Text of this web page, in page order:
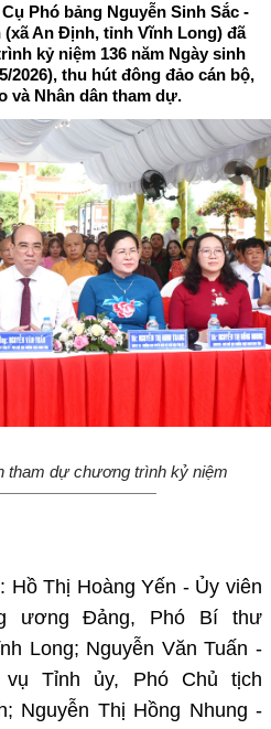
Phó bảng Nguyễn Sinh Sắc -
An Định, tỉnh Vĩnh Long) đã
kỷ niệm 136 năm Ngày sinh
2026), thu hút đông đảo cán bộ,
và Nhân dân tham dự.
tham dự chương trình kỷ niệm
Thị Hoàng Yến - Ủy viên
ương Đảng, Phó Bí thư
Long; Nguyễn Văn Tuấn -
Tỉnh ủy, Phó Chủ tịch
Nguyễn Thị Hồng Nhung -